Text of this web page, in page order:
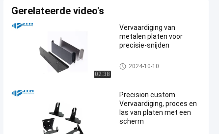
Gerelateerde video's
02:38
Vervaardiging van
metalen platen voor
precisie-snijden
plaatbewerkingsdienst
2024-10-10
Precision custom
Vervaardiging, proces en
las van platen met een
scherm